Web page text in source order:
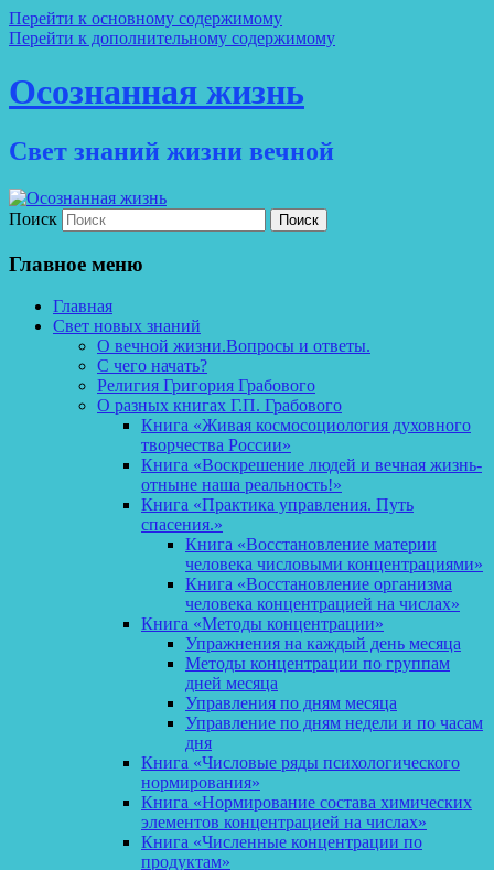
Перейти к основному содержимому
Перейти к дополнительному содержимому
Осознанная жизнь
Свет знаний жизни вечной
Поиск
Главное меню
Главная
Свет новых знаний
О вечной жизни.Вопросы и ответы.
С чего начать?
Религия Григория Грабового
О разных книгах Г.П. Грабового
Книга «Живая космосоциология духовного
творчества России»
Книга «Воскрешение людей и вечная жизнь-
отныне наша реальность!»
Книга «Практика управления. Путь
спасения.»
Книга «Восстановление материи
человека числовыми концентрациями»
Книга «Восстановление организма
человека концентрацией на числах»
Книга «Методы концентрации»
Упражнения на каждый день месяца
Методы концентрации по группам
дней месяца
Управления по дням месяца
Управление по дням недели и по часам
дня
Книга «Числовые ряды психологического
нормирования»
Книга «Нормирование состава химических
элементов концентрацией на числах»
Книга «Численные концентрации по
продуктам»